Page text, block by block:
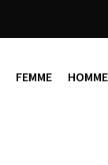
FEMME HOMME